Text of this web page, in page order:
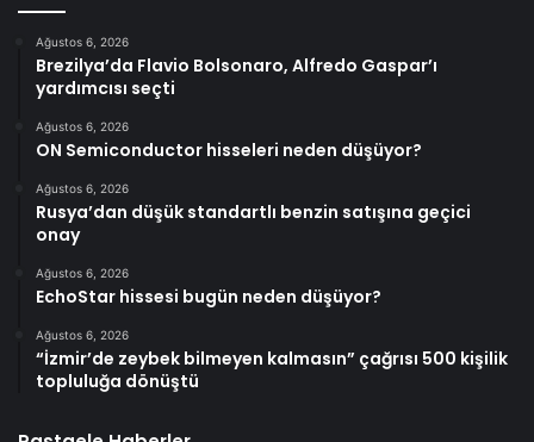
Ağustos 6, 2026
Brezilya’da Flavio Bolsonaro, Alfredo Gaspar’ı
yardımcısı seçti
Ağustos 6, 2026
ON Semiconductor hisseleri neden düşüyor?
Ağustos 6, 2026
Rusya’dan düşük standartlı benzin satışına geçici
onay
Ağustos 6, 2026
EchoStar hissesi bugün neden düşüyor?
Ağustos 6, 2026
“İzmir’de zeybek bilmeyen kalmasın” çağrısı 500 kişilik
topluluğa dönüştü